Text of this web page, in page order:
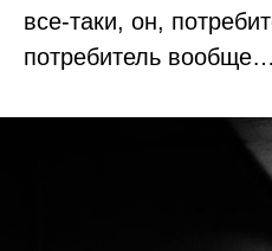
все-таки, он,
потребитель вообще…